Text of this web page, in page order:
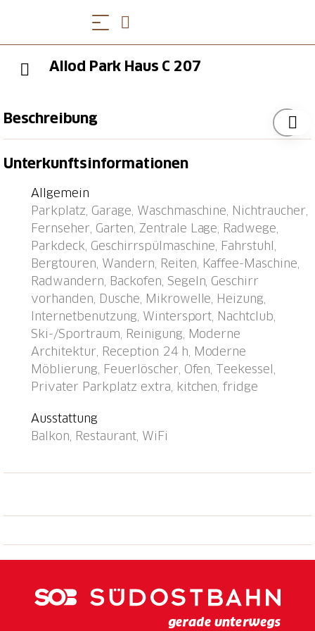
Allod Park Haus C 207
Beschreibung
Park", 1'560 m.ü.M.. Im Ortszentrum, 700 m vom
Mitbenutzung: Park. Im Hause: Empfang, Restaurant,
Bar, Wireless LAN, Fahrstuhl, Skiraum,
Zentralheizung, Waschmaschine (extra),
Wäschetrockner (zur Mitbenutzung, extra),
Trockenraum, Skischuhtrockner. Wäschewechsel
(zusätzlich extra). Handtuchwechsel (zusätzlich extra).
Wohnungsreinigung möglich (extra). Zufahrt bis zum
Haus. Parkplatz (extra), Gemeinschaftsgarage (extra).
Maße: Höhe 200 cm. Supermarkt 800 m,
Einkaufszentrum 400 m, Restaurant 10 m, Bäckerei
300 m, Bushaltestelle "Kongresszentrum" 100 m,
Bahnstation "Davos-Platz" 1.2 km, Park "Kurpark" 50
m, Freibad, Hallenbad 200 m, Strandbad 3.1 km,
Badesee 2.7 km, See Davoser See 2.7 km. Golfplatz
(18 Loch) 2 km, Surfschule 3.1 km, Segelschule 3.1
Bergeisenbahn 600 m, Sessellift 1.8 km, Gondelbahn
200 m, Kinderspielplatz 50 m. Nahe gelegene
Sehenswürdigkeiten: Kirchner Museum 50 m.
Bekannte Skigebiete sind gut erreichbar: Parsenn 1.5
Unterkunftsinformationen
Allgemein
Parkplatz, Garage, Waschmaschine, Nichtraucher,
Fernseher, Garten, Zentrale Lage, Radwege,
Parkdeck, Geschirrspülmaschine, Fahrstuhl,
Bergtouren, Wandern, Reiten, Kaffee-Maschine,
Radwandern, Backofen, Segeln, Geschirr
vorhanden, Dusche, Mikrowelle, Heizung,
Internetbenutzung, Wintersport, Nachtclub,
Ski-/Sportraum, Reinigung, Moderne
Architektur, Reception 24 h, Moderne
Möblierung, Feuerlöscher, Ofen, Teekessel,
Privater Parkplatz extra, kitchen, fridge
Ausstattung
Balkon, Restaurant, WiFi